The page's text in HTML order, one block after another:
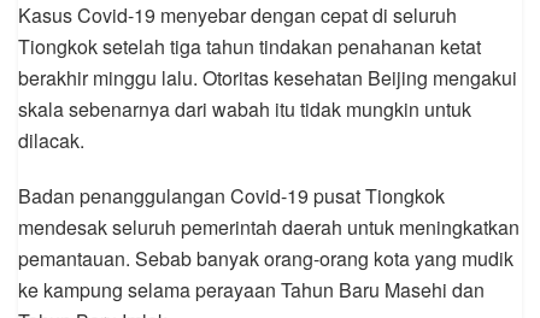
Kasus Covid-19 menyebar dengan cepat di seluruh
Tiongkok setelah tiga tahun tindakan penahanan ketat
berakhir minggu lalu. Otoritas kesehatan Beijing mengakui
skala sebenarnya dari wabah itu tidak mungkin untuk
dilacak.
Badan penanggulangan Covid-19 pusat Tiongkok
mendesak seluruh pemerintah daerah untuk meningkatkan
pemantauan. Sebab banyak orang-orang kota yang mudik
ke kampung selama perayaan Tahun Baru Masehi dan